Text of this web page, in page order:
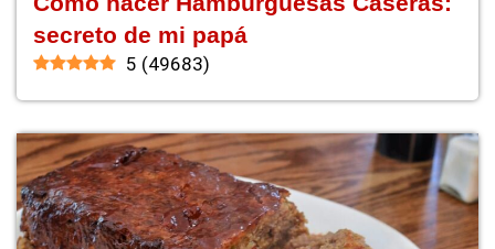
secreto de mi papá
5 (49683)